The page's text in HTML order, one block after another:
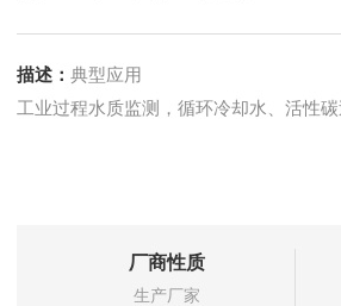
描述： 典型应用
工业过程水质监测，循环冷却水、活性
厂商性质
生产厂家